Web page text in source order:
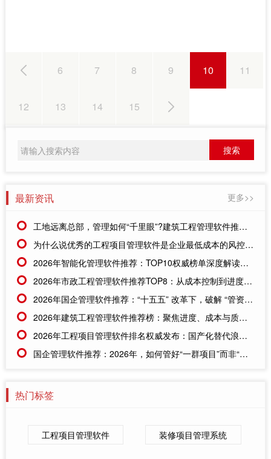
6 7 8 9 10 11
12 13 14 15
最新资讯 更多>>
工地远离总部，管理如何“千里眼”?建筑工程管理软件推荐，远程协同不再难
为什么说优秀的工程项目管理软件是企业最低成本的风控部门?
2026年智能化管理软件推荐：TOP10权威榜单深度解读，驱动企业效率倍增的核心利器
2026年市政工程管理软件推荐TOP8：从成本控制到进度协同的终极指南
2026年国企管理软件推荐：“十五五” 改革下，破解 “管资本” 难题的关键选择
2026年建筑工程管理软件推荐榜：聚焦进度、成本与质量协同的TOP5工具
2026年工程项目管理软件排名权威发布：国产化替代浪潮下的TOP5标杆
国企管理软件推荐：2026年，如何管好“一群项目”而非“一个项目”?
热门标签
工程项目管理软件 装修项目管理系统